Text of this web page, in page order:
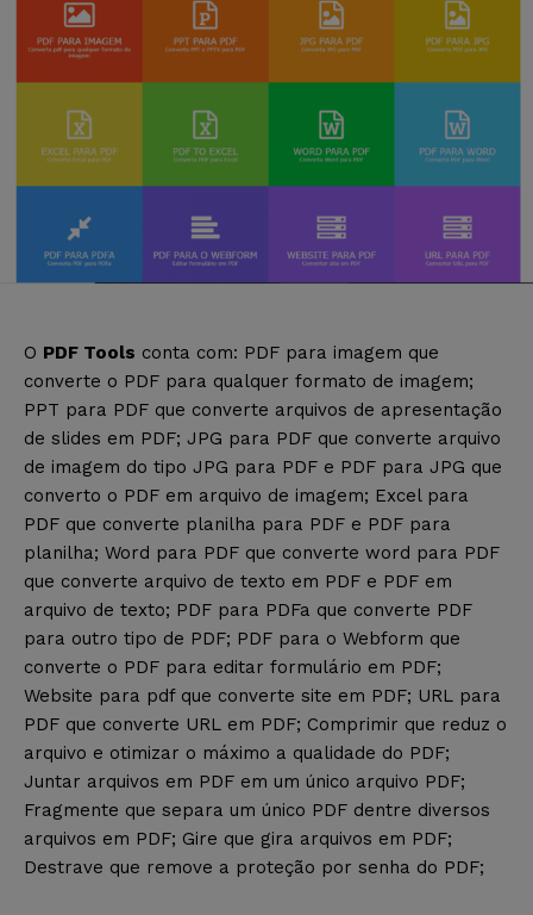
O PDF Tools conta com: PDF para imagem que
converte o PDF para qualquer formato de imagem;
PPT para PDF que converte arquivos de apresentação
de slides em PDF; JPG para PDF que converte arquivo
de imagem do tipo JPG para PDF e PDF para JPG que
converto o PDF em arquivo de imagem; Excel para
PDF que converte planilha para PDF e PDF para
planilha; Word para PDF que converte word para PDF
que converte arquivo de texto em PDF e PDF em
arquivo de texto; PDF para PDFa que converte PDF
para outro tipo de PDF; PDF para o Webform que
converte o PDF para editar formulário em PDF;
Website para pdf que converte site em PDF; URL para
PDF que converte URL em PDF; Comprimir que reduz o
arquivo e otimizar o máximo a qualidade do PDF;
Juntar arquivos em PDF em um único arquivo PDF;
Fragmente que separa um único PDF dentre diversos
arquivos em PDF; Gire que gira arquivos em PDF;
Destrave que remove a proteção por senha do PDF;